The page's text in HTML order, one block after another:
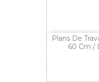
Plans De
60 Cm /